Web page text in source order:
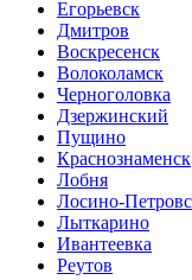
Егорьевск
Дмитров
Воскресенск
Волоколамск
Черноголовка
Дзержинский
Пущино
Краснознаменск
Лобня
Лосино-
Лыткарино
Ивантеевка
Реутов